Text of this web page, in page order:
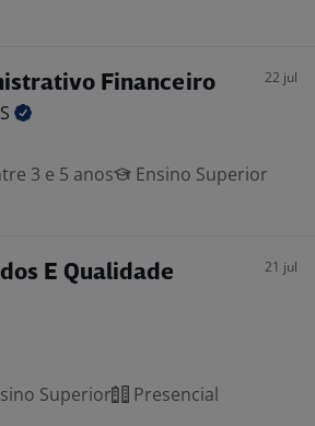
Financeiro 22 jul
3 e 5 anos
Ensino Superior
E Qualidade
21 jul
Superior Presencial